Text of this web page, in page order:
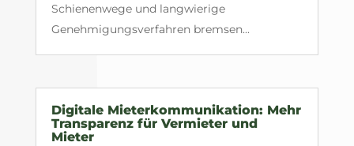
Schienenwege und langwierige
Genehmigungsverfahren bremsen...
Digitale Mieterkommunikation: Mehr
Transparenz für Vermieter und
Mieter